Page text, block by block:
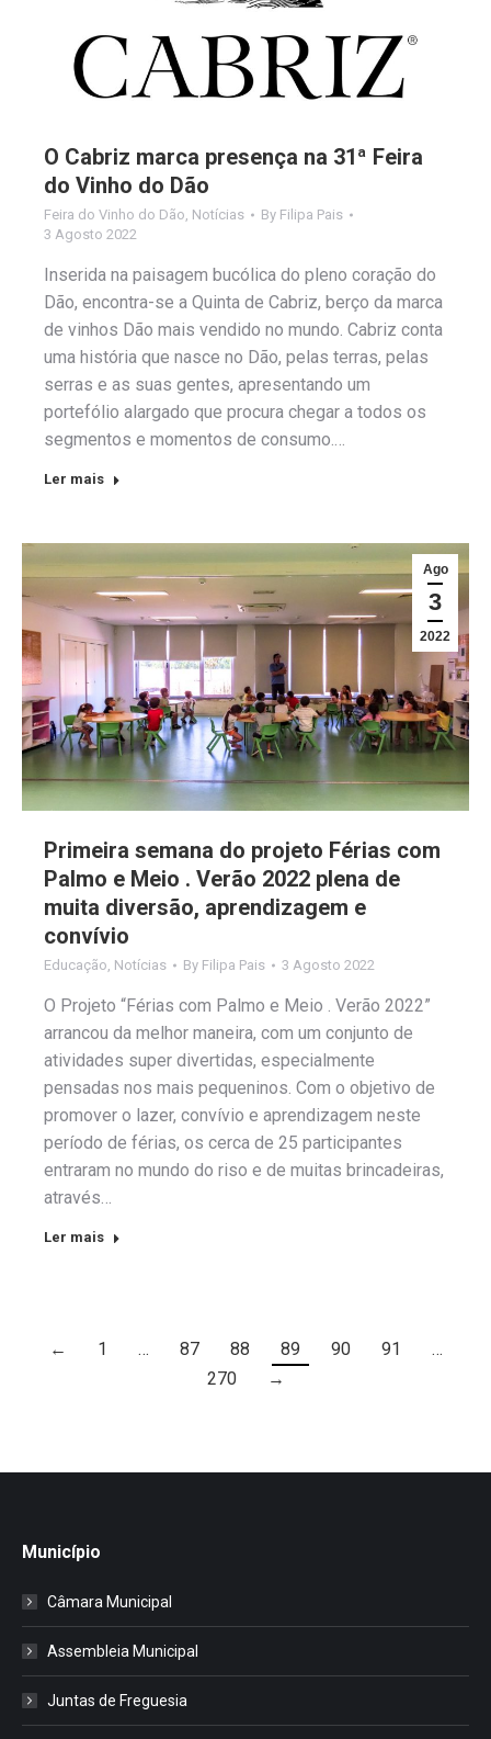
O Cabriz marca presença na 31ª Feira
do Vinho do Dão
Feira do Vinho do Dão Notícias By Filipa Pais
3 Agosto 2022
Inserida na paisagem bucólica do pleno coração do
Dão, encontra-se a Quinta de Cabriz, berço da marca
de vinhos Dão mais vendido no mundo. Cabriz conta
uma história que nasce no Dão, pelas terras, pelas
serras e as suas gentes, apresentando um
portefólio alargado que procura chegar a todos os
segmentos e momentos de consumo.…
Ler mais
Ago
3
2022
Primeira semana do projeto Férias com
Palmo e Meio . Verão 2022 plena de
muita diversão, aprendizagem e
convívio
Educação Notícias By Filipa Pais 3 Agosto 2022
O Projeto “Férias com Palmo e Meio . Verão 2022”
arrancou da melhor maneira, com um conjunto de
atividades super divertidas, especialmente
pensadas nos mais pequeninos. Com o objetivo de
promover o lazer, convívio e aprendizagem neste
período de férias, os cerca de 25 participantes
entraram no mundo do riso e de muitas brincadeiras,
através…
Ler mais
← 1 … 87 88 89 90 91
…
270
→
Município
Câmara Municipal
Assembleia Municipal
Juntas de Freguesia